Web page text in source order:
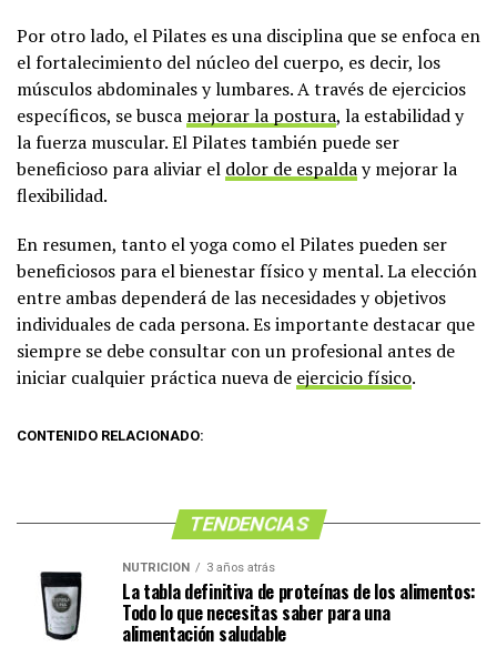
Por otro lado, el Pilates es una disciplina que se enfoca en
el fortalecimiento del núcleo del cuerpo, es decir, los
músculos abdominales y lumbares. A través de ejercicios
específicos, se busca mejorar la postura, la estabilidad y
la fuerza muscular. El Pilates también puede ser
beneficioso para aliviar el dolor de espalday mejorar la
flexibilidad.
En resumen, tanto el yoga como el Pilates pueden ser
beneficiosos para el bienestar físico y mental. La elección
entre ambas dependerá de las necesidades y objetivos
individuales de cada persona. Es importante destacar que
siempre se debe consultar con un profesional antes de
iniciar cualquier práctica nueva de ejercicio físico.
CONTENIDO RELACIONADO:
TENDENCIAS
NUTRICIÓN 3 años atrás
La tabla definitiva de proteínas de los alimentos:
Todo lo que necesitas saber para una
alimentación saludable